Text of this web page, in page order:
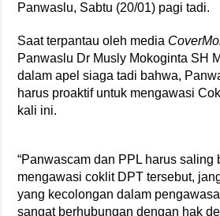
Panwaslu, Sabtu (20/01) pagi tadi.
Saat terpantau oleh media
Panwaslu Dr Musly Mokoginta SH
dalam apel siaga tadi bahwa,
harus proaktif untuk mengawasi
kali ini.
“Panwascam dan PPL harus saling
mengawasi coklit DPT tersebut,
yang kecolongan dalam
sangat berhubungan dengan hak